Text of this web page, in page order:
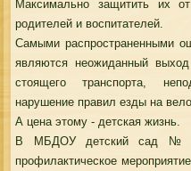
Максимально защитить их
родителей и воспитателей.
Самыми распространенными
являются неожиданный
стоящего транспорта,
нарушение правил езды на
А цена этому - детская жизнь.
В МБДОУ детский сад №
профилактическое